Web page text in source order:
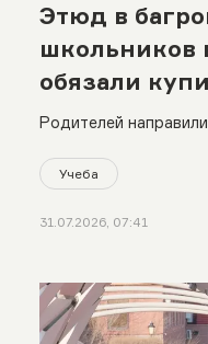
Этюд в
школьников
обязали
Родителей
Учеба
31.07.2026, 07:41